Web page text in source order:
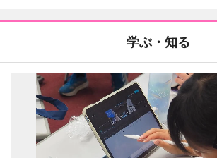
学ぶ・知る